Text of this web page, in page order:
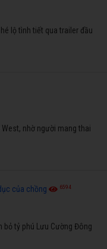
lộ tình tiết qua trailer đầu
nhờ người mang thai
của chồng 6594
bỏ tỷ phú Lưu Cường Đông